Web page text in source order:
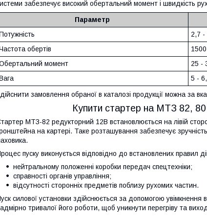
забезпечує високий обертальний момент і швидкість
Параметр
2,7 -
обертів
момент
25 -
5 -
замовлення обраної в каталозі продукції можна за
Купити стартер на МТЗ 82, 80
МТЗ-82 редукторний 12В встановлюється на лівій
на картері. Таке розташування забезпечує
пуску виконується відповідно до встановлених правил
нейтральному положенні коробки передач спецтехніки;
справності органів управління;
відсутності сторонніх предметів поблизу рухомих частин.
силової установки здійснюється за допомогою
тривалої його роботи, щоб уникнути перегріву та